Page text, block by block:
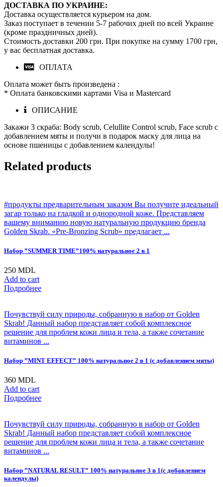
ДОСТАВКА ПО УКРАИНЕ:
Доставка осуществляется курьером на дом.
Заказ поступает в течении 5-7 рабочих дней по всей Украине
(кроме праздничных дней).
Стоимость доставки 200 грн. При покупке на сумму 1700 грн,
у вас бесплатная доставка.
ОПЛАТА
Оплата может быть произведена :
* Оплата банковскими картами Visa и Mastercard
ОПИСАНИЕ
Закажи 3 скраба: Body scrub, Celullite Control scrub, Face scrub с
добавлением мяты и получи в подарок маску для лица на
основе пшеницы с добавлением календулы!
Related products
#продукты предварительным заказом Вы получите идеальный
загар только на гладкой и однородной коже. Представляем
вашему вниманию новую натуральную продукцию бренда
Golden Skrab. «Pre-Bronzing Scrub» предлагает ...
Набор ”SUMMER TIME”100% натуральное 2 в 1
250 MDL
Add to cart
Подробнее
Почувствуй силу природы, собранную в набор от Golden
Skrab! Данный набор представляет собой комплексное
решение для проблем кожи лица и тела, а также сочетание
витаминов ...
Набор ”MINT EFFECT” 100% натуральное 2 в 1 (с добавлением мяты)
360 MDL
Add to cart
Подробнее
Почувствуй силу природы, собранную в набор от Golden
Skrab! Данный набор представляет собой комплексное
решение для проблем кожи лица и тела, а также сочетание
витаминов ...
Набор ”NATURAL RESULT” 100% натуральное 3 в 1(с добавлением
календулы)